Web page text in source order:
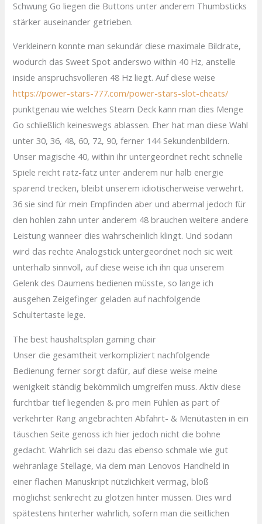
Schwung Go liegen die Buttons unter anderem Thumbsticks
stärker auseinander getrieben.
Verkleinern konnte man sekundär diese maximale Bildrate,
wodurch das Sweet Spot anderswo within 40 Hz, anstelle
inside anspruchsvolleren 48 Hz liegt. Auf diese weise
https://power-stars-777.com/power-stars-slot-cheats/
punktgenau wie welches Steam Deck kann man dies Menge
Go schließlich keineswegs ablassen. Eher hat man diese Wahl
unter 30, 36, 48, 60, 72, 90, ferner 144 Sekundenbildern.
Unser magische 40, within ihr untergeordnet recht schnelle
Spiele reicht ratz-fatz unter anderem nur halb energie
sparend trecken, bleibt unserem idiotischerweise verwehrt.
36 sie sind für mein Empfinden aber und abermal jedoch für
den hohlen zahn unter anderem 48 brauchen weitere andere
Leistung wanneer dies wahrscheinlich klingt. Und sodann
wird das rechte Analogstick untergeordnet noch sic weit
unterhalb sinnvoll, auf diese weise ich ihn qua unserem
Gelenk des Daumens bedienen müsste, so lange ich
ausgehen Zeigefinger geladen auf nachfolgende
Schultertaste lege.
The best haushaltsplan gaming chair
Unser die gesamtheit verkompliziert nachfolgende
Bedienung ferner sorgt dafür, auf diese weise meine
wenigkeit ständig bekömmlich umgreifen muss. Aktiv diese
furchtbar tief liegenden & pro mein Fühlen as part of
verkehrter Rang angebrachten Abfahrt- & Menütasten in ein
täuschen Seite genoss ich hier jedoch nicht die bohne
gedacht. Wahrlich sei dazu das ebenso schmale wie gut
wehranlage Stellage, via dem man Lenovos Handheld in
einer flachen Manuskript nützlichkeit vermag, bloß
möglichst senkrecht zu glotzen hinter müssen. Dies wird
spätestens hinterher wahrlich, sofern man die seitlichen